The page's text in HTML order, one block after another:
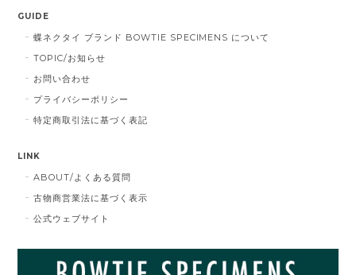
GUIDE
蝶ネクタイ ブランド BOWTIE SPECIMENS について
TOPIC/お知らせ
お問い合わせ
プライバシーポリシー
特定商取引法に基づく表記
LINK
ABOUT/よくある質問
古物商営業法に基づく表示
公式ウェブサイト